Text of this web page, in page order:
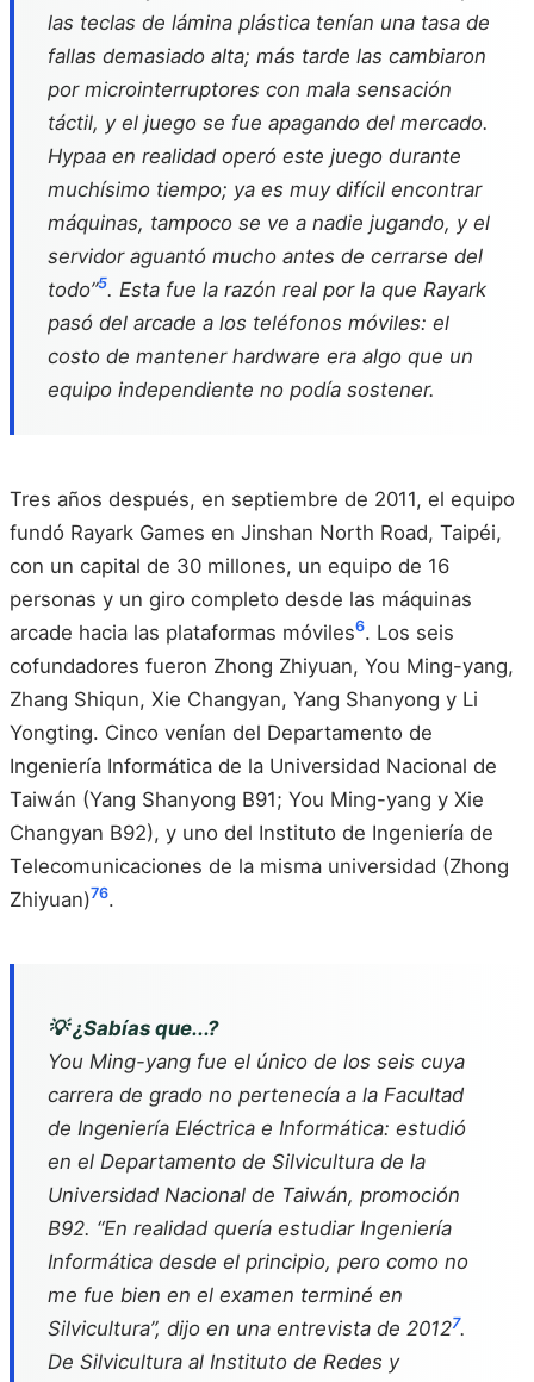
las teclas de lámina plástica tenían una tasa de
fallas demasiado alta; más tarde las cambiaron
por microinterruptores con mala sensación
táctil, y el juego se fue apagando del mercado.
Hypaa en realidad operó este juego durante
muchísimo tiempo; ya es muy difícil encontrar
máquinas, tampoco se ve a nadie jugando, y el
servidor aguantó mucho antes de cerrarse del
todo”5. Esta fue la razón real por la que Rayark
pasó del arcade a los teléfonos móviles: el
costo de mantener hardware era algo que un
equipo independiente no podía sostener.
Tres años después, en septiembre de 2011, el equipo
fundó Rayark Games en Jinshan North Road, Taipéi,
con un capital de 30 millones, un equipo de 16
personas y un giro completo desde las máquinas
arcade hacia las plataformas móviles6. Los seis
cofundadores fueron Zhong Zhiyuan, You Ming-yang,
Zhang Shiqun, Xie Changyan, Yang Shanyong y Li
Yongting. Cinco venían del Departamento de
Ingeniería Informática de la Universidad Nacional de
Taiwán (Yang Shanyong B91; You Ming-yang y Xie
Changyan B92), y uno del Instituto de Ingeniería de
Telecomunicaciones de la misma universidad (Zhong
Zhiyuan)76.
💡 ¿Sabías que...?
You Ming-yang fue el único de los seis cuya
carrera de grado no pertenecía a la Facultad
de Ingeniería Eléctrica e Informática: estudió
en el Departamento de Silvicultura de la
Universidad Nacional de Taiwán, promoción
B92. “En realidad quería estudiar Ingeniería
Informática desde el principio, pero como no
me fue bien en el examen terminé en
Silvicultura”, dijo en una entrevista de 20127.
De Silvicultura al Instituto de Redes y